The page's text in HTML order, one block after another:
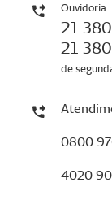
Ouvidoria
21
21
de
0800
4020